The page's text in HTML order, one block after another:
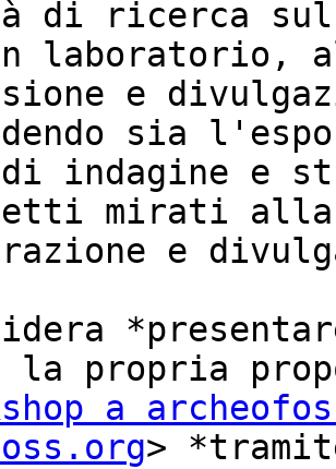
di ricerca sul
laboratorio,
e
sia
indagine e
mirati
e
la propria
a
>